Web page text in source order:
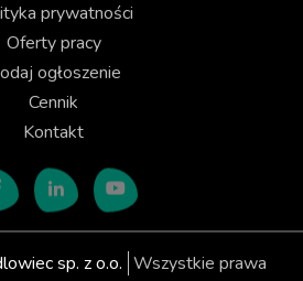
prywatności
Oferty pracy
ogłoszenie
Cennik
Kontakt
sp. z o.o. Wszystkie prawa